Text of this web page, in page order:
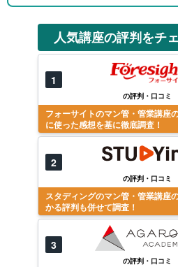
人気講座の評判をチ
1
の評判・口コミ
フォーサイトのマン管・管業講座
に使った感想を基に徹底調査！
2
の評判・口コミ
スタディングのマン管・管業講座
かる評判も併せて調査！
3
の評判・口コミ